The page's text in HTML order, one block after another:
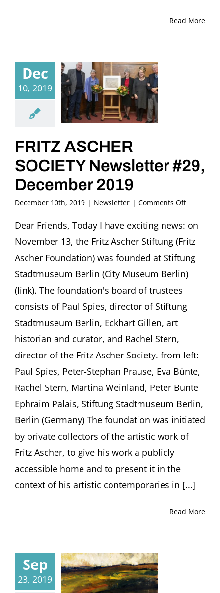
Read More
Dec
10, 2019
FRITZ ASCHER
SOCIETY Newsletter #29,
December 2019
December 10th, 2019 | Newsletter | Comments Offon
ASCHER
December
2019
Dear Friends, Today I have exciting news: on
November 13, the Fritz Ascher Stiftung (Fritz
Ascher Foundation) was founded at Stiftung
Stadtmuseum Berlin (City Museum Berlin)
(link). The foundation's board of trustees
consists of Paul Spies, director of Stiftung
Stadtmuseum Berlin, Eckhart Gillen, art
historian and curator, and Rachel Stern,
director of the Fritz Ascher Society. from left:
Paul Spies, Peter-Stephan Prause, Eva Bünte,
Rachel Stern, Martina Weinland, Peter Bünte
Ephraim Palais, Stiftung Stadtmuseum Berlin,
Berlin (Germany) The foundation was initiated
by private collectors of the artistic work of
Fritz Ascher, to give his work a publicly
accessible home and to present it in the
context of his artistic contemporaries in [...]
Read More
Sep
23, 2019